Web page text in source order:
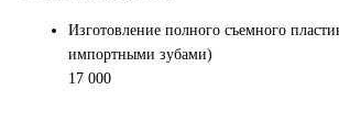
Изготовление полного съемного
импортными зубами)
17 000